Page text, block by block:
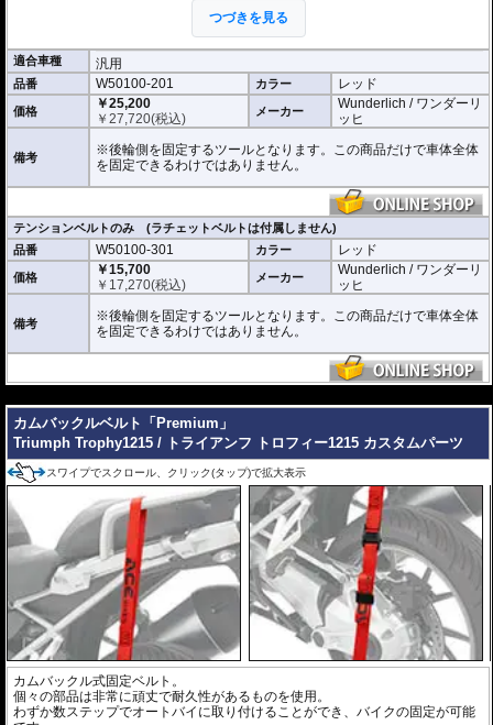
しなやかで頑丈なテンションベルトを後輪
にかぶせ、接続されているのラチェットベ
ルトで 確実に車体のリア側を固定できま
す。テンションベルト裏側には特殊な滑り止め加工が施されています。
ぜひ動画でその手軽さをご確認ください。
張力容量 : 500 daN (約510kgf)
ベルト長 : 65cm
また、お手持ちのベルトをご利用いただけるテンションベルトだけの商品もラ
インナップ。
つづきを見る
適合車種 汎用
品番 W50100-201 カラー レッド
価格
￥25,200
￥27,720(税込) メーカー
Wunderlich / ワンダーリ
ッヒ
備考
※後輪側を固定するツールとなります。この商品だけで車体全体
を固定できるわけではありません。
テンションベルトのみ (ラチェットベルトは付属しません)
品番
W50100-301 カラー レッド
価格
￥15,700
￥ 17,270(税込) メーカー
Wunderlich / ワンダーリ
ッヒ
備考
※後輪側を固定するツールとなります。この商品だけで車体全体
を固定できるわけではありません。
カムバックルベルト「Premium」
Triumph Trophy1215 / トライアンフ トロフィー1215 カスタムパーツ
スワイプでスクロール、クリック(タップ)で拡大表示
カムバックル式固定ベルト。
個々の部品は非常に頑丈で耐久性があるものを使用。
わずか数ステップでオートバイに取り付けることができ、バイクの固定が可能